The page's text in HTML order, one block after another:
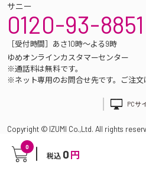
0
税込 0 円
サニー
0120-93-8851
［受付時間］あさ10時～よる9時
ゆめオンラインカスタマーセンター
※通話料は無料です。
※ネット専用のお問合せ先です。ご注文
PCサ
Copyright © IZUMI Co.,Ltd. All rights